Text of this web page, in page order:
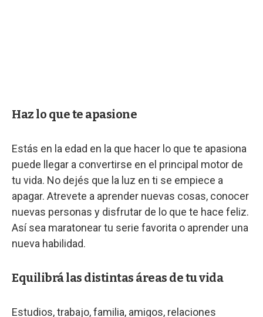
Haz lo que te apasione
Estás en la edad en la que hacer lo que te apasiona
puede llegar a convertirse en el principal motor de
tu vida. No dejés que la luz en ti se empiece a
apagar. Atrevete a aprender nuevas cosas, conocer
nuevas personas y disfrutar de lo que te hace feliz.
Así sea maratonear tu serie favorita o aprender una
nueva habilidad.
Equilibrá las distintas áreas de tu vida
Estudios, trabajo, familia, amigos, relaciones